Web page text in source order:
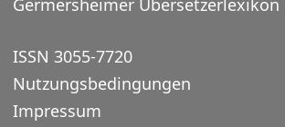
ISSN 3055-7720
Nutzungsbedingungen
Impressum